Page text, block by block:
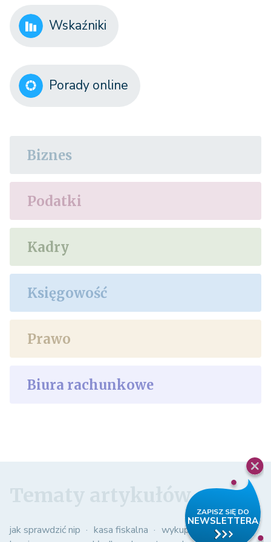
Wskaźniki
Porady online
Biznes
Podatki
Kadry
Księgowość
Prawo
Biura rachunkowe
Tematy artykułów
jak sprawdzić nip kasa fiskalna
wykup samochodu z